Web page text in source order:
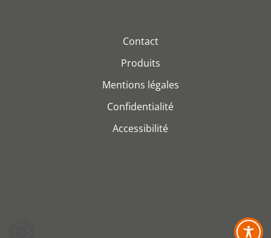
Contact
Produits
Mentions légales
Confidentialité
Accessibilité
© 2026 H&S Kabeltechnik GmbH. Alle Rechte vorbehalten.